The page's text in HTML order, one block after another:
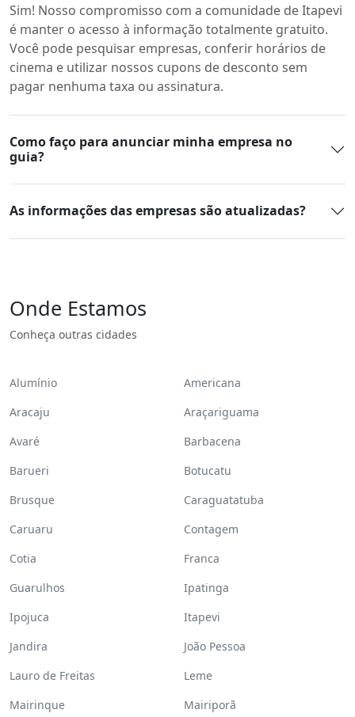
Sim! Nosso compromisso com a comunidade de Itapevi
é manter o acesso à informação totalmente gratuito.
Você pode pesquisar empresas, conferir horários de
cinema e utilizar nossos cupons de desconto sem
pagar nenhuma taxa ou assinatura.
Como faço para anunciar minha empresa no
guia?
As informações das empresas são atualizadas?
Onde Estamos
Conheça outras cidades
Alumínio
Americana
Aracaju
Araçariguama
Avaré
Barbacena
Barueri
Botucatu
Brusque
Caraguatatuba
Caruaru
Contagem
Cotia
Franca
Guarulhos
Ipatinga
Ipojuca
Itapevi
Jandira
João Pessoa
Lauro de Freitas
Leme
Mairinque
Mairiporã